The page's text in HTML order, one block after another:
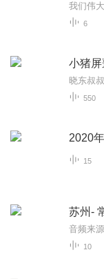
6
550
2020
15
苏州-
10